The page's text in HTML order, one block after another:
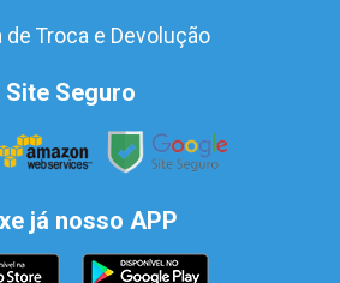
de Troca e Devolução
Site Seguro
já nosso APP